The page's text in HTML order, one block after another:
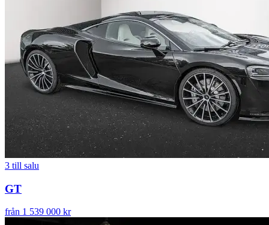
3 till salu
GT
från 1 539 000 kr